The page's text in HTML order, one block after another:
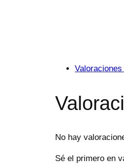
Valoraciones
No hay
Sé el primero en